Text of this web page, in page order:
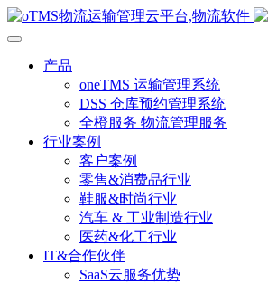
产品
oneTMS 运输管理系统
DSS 仓库预约管理系统
全橙服务 物流管理服务
行业案例
客户案例
零售&消费品行业
鞋服&时尚行业
汽车 & 工业制造行业
医药&化工行业
IT&合作伙伴
SaaS云服务优势